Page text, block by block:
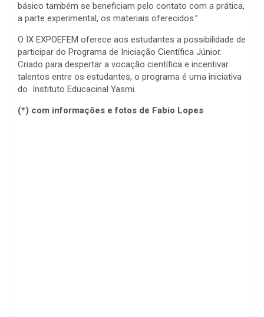
básico também se beneficiam pelo contato com a prática,
a parte experimental, os materiais oferecidos.”
O IX EXPOEFEM oferece aos estudantes a possibilidade de
participar do Programa de Iniciação Científica Júnior.
Criado para despertar a vocação científica e incentivar
talentos entre os estudantes, o programa é uma iniciativa
do Instituto Educacinal Yasmi.
(*) com informações e fotos de Fabio Lopes